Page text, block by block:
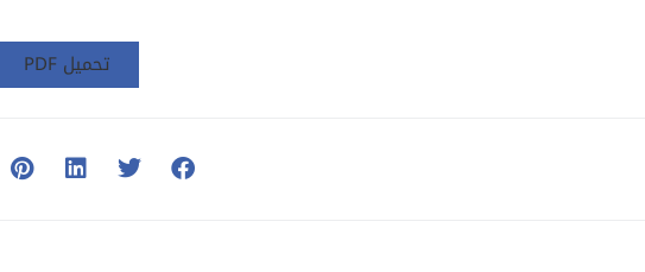
تحميل PDF